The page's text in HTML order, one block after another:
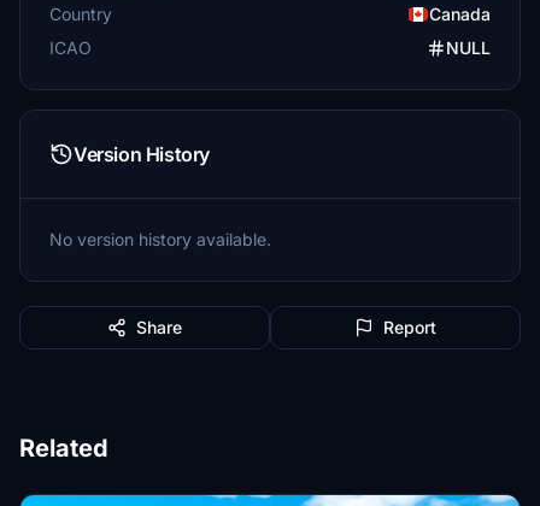
Country
Canada
ICAO
NULL
Version History
No version history available.
Share Report
Related